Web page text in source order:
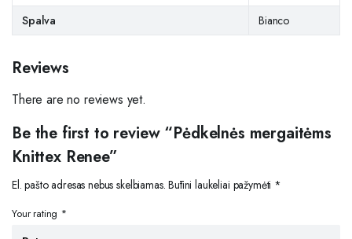
Spalva
Bianco
Reviews
There are no reviews yet.
Be the first to review “Pėdkelnės mergaitėms
Knittex Renee”
El. pašto adresas nebus skelbiamas. Būtini laukeliai pažymėti *
Your rating *